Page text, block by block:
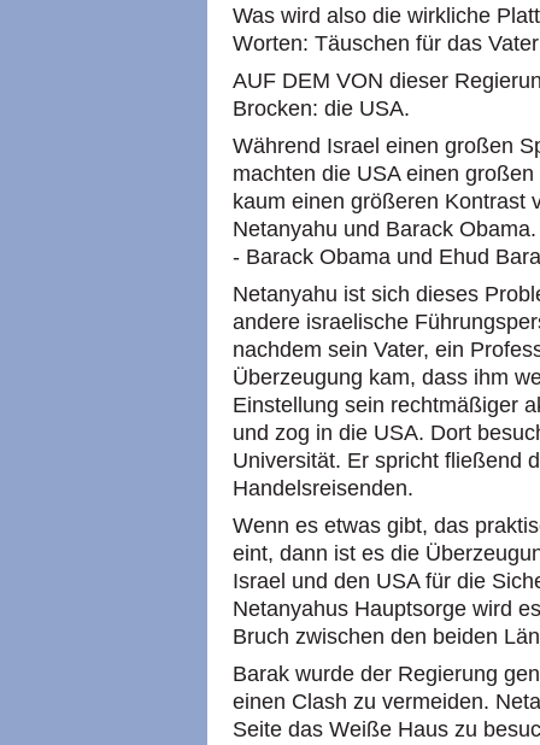
Was wird also die wirkliche
Worten: Täuschen für das
AUF DEM VON dieser
Brocken: die USA.
Während Israel einen großen
machten die USA einen
kaum einen größeren Kontrast
Netanyahu und Barack
- Barack Obama und Ehud
Netanyahu ist sich dieses
andere israelische
nachdem sein Vater, ein
Überzeugung kam, dass ihm
Einstellung sein rechtmäßiger
und zog in die USA. Dort
Universität. Er spricht fließend
Handelsreisenden.
Wenn es etwas gibt, das
eint, dann ist es die
Israel und den USA für die
Netanyahus Hauptsorge wird
Bruch zwischen den beiden
Barak wurde der Regierung
einen Clash zu vermeiden.
Seite das Weiße Haus zu